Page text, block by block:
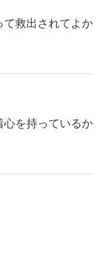
て救出されてよか
心を持っているか